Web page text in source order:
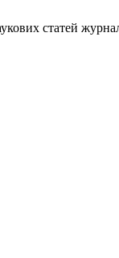
статей